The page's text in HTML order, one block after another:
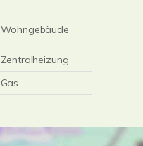
Wohngebäude
Zentralheizung
Gas